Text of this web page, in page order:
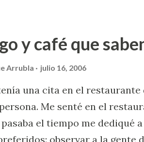
autoridades, lo que sea, hizo
la familia de la una
y devotos familiares
que resulto no ser de los
Todo comenzó a
y reacciono a que la
y café que
Arrubla julio 16, 2006
una cita en el
Me senté en el
el tiempo me dediqué
observar a la gente